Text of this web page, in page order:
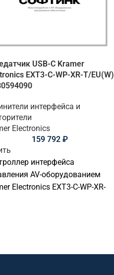
USB-C Kramer
EXT3-C-WP-XR-T/EU(W)
интерфейса и
Electronics
159 792₽
интерфейса
AV-оборудованием
Electronics EXT3-C-WP-XR-